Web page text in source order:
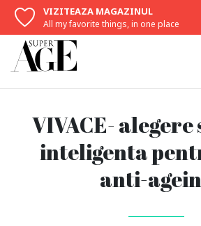
VIZITEAZA MAGAZINUL
All my favorite things, in one place
VIVACE- alegere
inteligenta
anti-